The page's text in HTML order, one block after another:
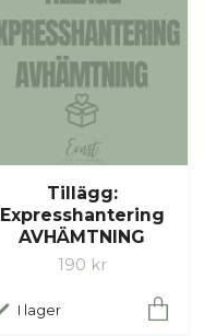
Tillägg:
Expresshantering
AVHÄMTNING
190 kr
I lager